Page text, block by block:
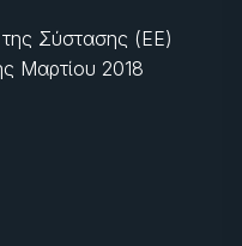
της Σύστασης (ΕΕ)
Μαρτίου 2018